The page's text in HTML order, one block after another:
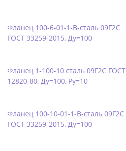
Фланец 100-6-01-1-B-сталь 09Г2С
ГОСТ 33259-2015, Ду=100
Фланец 1-100-10 сталь 09Г2С ГОСТ
12820-80, Ду=100, Ру=10
Фланец 100-10-01-1-B-сталь 09Г2С
ГОСТ 33259-2015, Ду=100